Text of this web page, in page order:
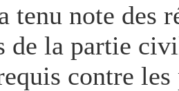
tenu note des
de la partie
contre